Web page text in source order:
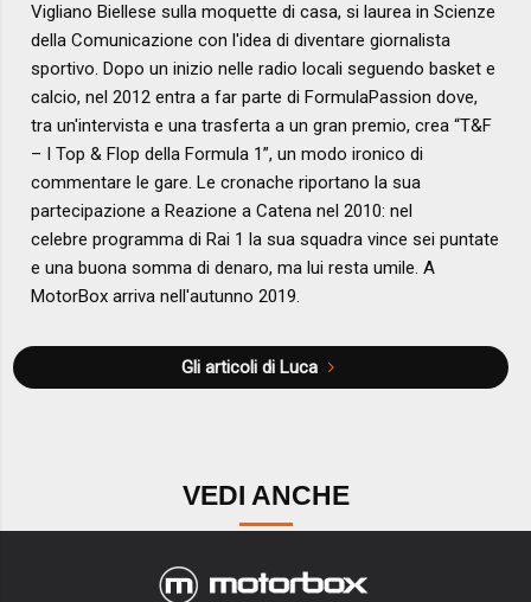
Vigliano Biellese sulla moquette di casa, si laurea in Scienze
della Comunicazione con l'idea di diventare giornalista
sportivo. Dopo un inizio nelle radio locali seguendo basket e
calcio, nel 2012 entra a far parte di FormulaPassion dove,
tra un'intervista e una trasferta a un gran premio, crea “T&F
– I Top & Flop della Formula 1”, un modo ironico di
commentare le gare. Le cronache riportano la sua
partecipazione a Reazione a Catena nel 2010: nel
celebre programma di Rai 1 la sua squadra vince sei puntate
e una buona somma di denaro, ma lui resta umile. A
MotorBox arriva nell'autunno 2019.
Gli articoli di Luca
VEDI ANCHE